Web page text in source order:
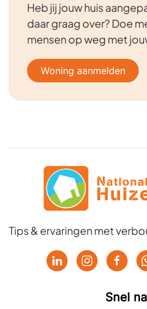
Heb jij jouw huis
daar graag over? Doe
mensen op weg met
Woning aanmelden
Tips & ervaringen met
Snel